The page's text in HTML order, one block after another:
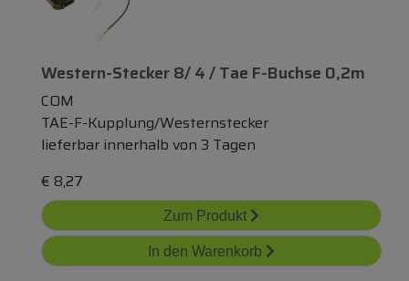
Western-Stecker 8/ 4 / Tae F-Buchse 0,2m
COM
TAE-F-Kupplung/Westernstecker
lieferbar innerhalb von 3 Tagen
€ 8,27
Zum Produkt
In den Warenkorb